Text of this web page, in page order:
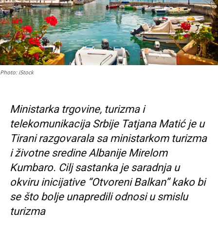
Photo: iStock
Ministarka trgovine, turizma i
telekomunikacija Srbije Tatjana Matić je u
Tirani razgovarala sa ministarkom turizma
i životne sredine Albanije Mirelom
Kumbaro. Cilj sastanka je saradnja u
okviru inicijative “Otvoreni Balkan” kako bi
se što bolje unapredili odnosi u smislu
turizma